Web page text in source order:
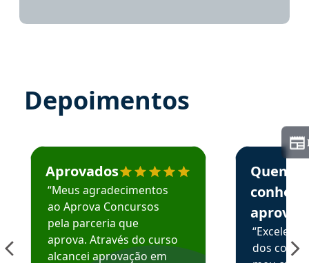
Depoimentos
Estudante José recomenda o Aprova Concursos em
Aprovados
“Meus agradecimentos
ao Aprova Concursos
pela parceria que
aprova. Através do curso
alcancei aprovação em
Estudante
Quem
aprova
dos